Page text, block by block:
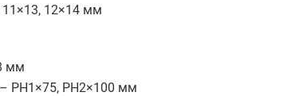
12×14 мм
мм
PH1×75, PH2×100 мм